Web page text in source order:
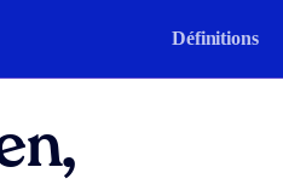
Définitions